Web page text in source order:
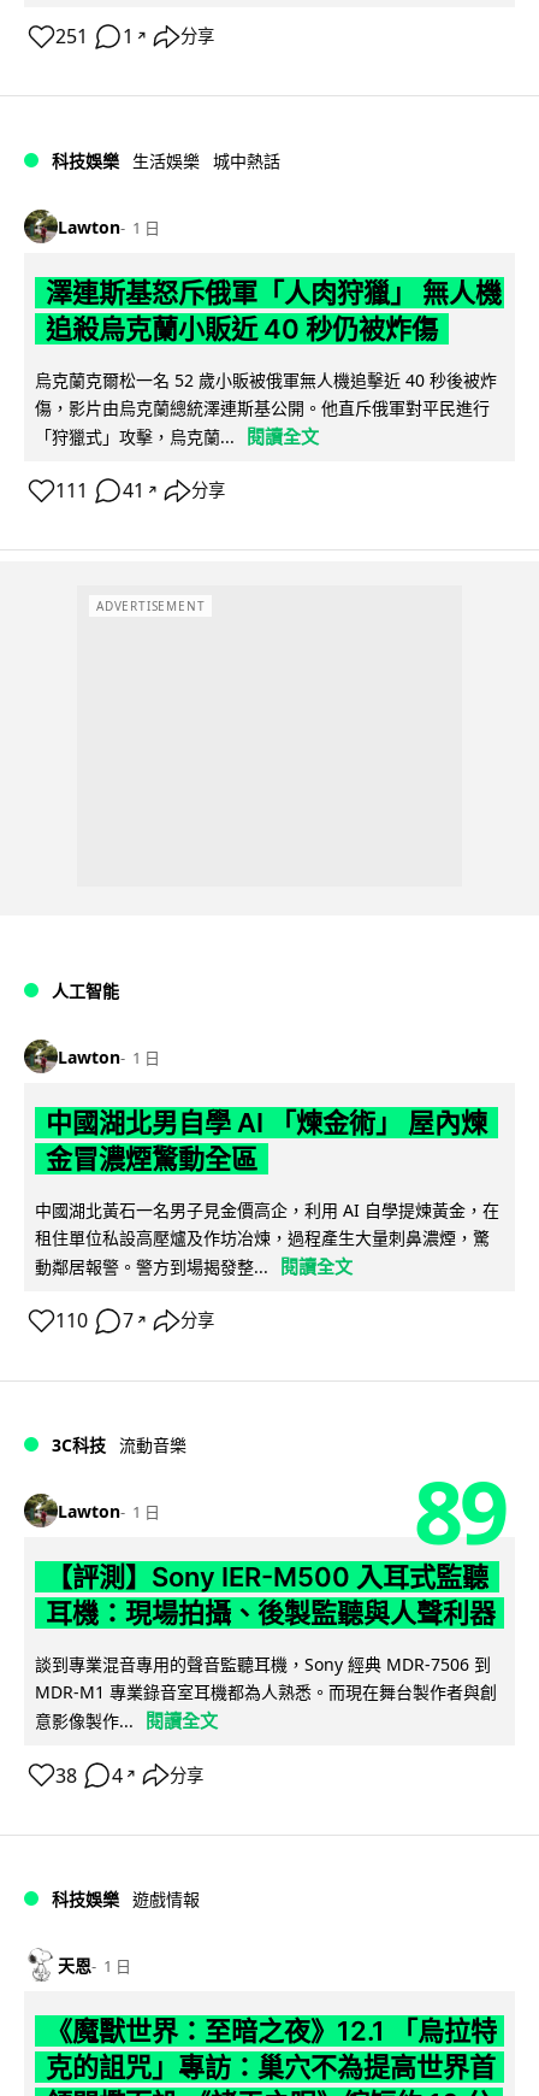
251 1 ↗ 分享
科技娛樂 生活娛樂 城中熱話
Lawton 1 日
澤連斯基怒斥俄軍「人肉狩獵」 無人機
追殺烏克蘭小販近 40 秒仍被炸傷
烏克蘭克爾松一名 52 歲小販被俄軍無人機追擊近 40 秒後被炸
傷，影片由烏克蘭總統澤連斯基公開。他直斥俄軍對平民進行
「狩獵式」攻擊，烏克蘭...
閱讀全文
111 41 ↗ 分享
ADVERTISEMENT
人工智能
Lawton 1 日
中國湖北男自學 AI 「煉金術」 屋內煉
金冒濃煙驚動全區
中國湖北黃石一名男子見金價高企，利用 AI 自學提煉黃金，在
租住單位私設高壓爐及作坊冶煉，過程產生大量刺鼻濃煙，驚
動鄰居報警。警方到場揭發整...
閱讀全文
110 7 ↗ 分享
3C科技 流動音樂
Lawton 1 日 89
【評測】Sony IER-M500 入耳式監聽
耳機：現場拍攝、後製監聽與人聲利器
談到專業混音專用的聲音監聽耳機，Sony 經典 MDR-7506 到
MDR-M1 專業錄音室耳機都為人熟悉。而現在舞台製作者與創
意影像製作...
閱讀全文
38 4 ↗ 分享
科技娛樂 遊戲情報
天恩 1 日
《魔獸世界：至暗之夜》12.1 「烏拉特
克的詛咒」專訪：巢穴不為提高世界首